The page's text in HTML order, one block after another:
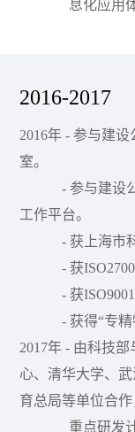
息化应用体系
2016-2017
2016年 - 参与建
室。
- 参与建设公安
工作平台。
- 获上海市科
- 获ISO27001
- 获ISO9001质
- 获得“专精特
2017年 - 由科技
心、清华大学、
育总局等单位合
重点研发计划